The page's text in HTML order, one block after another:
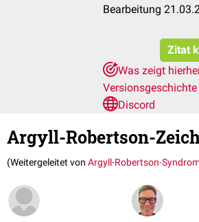
Bearbeitung
Zitat
Was zeigt
Versionsgeschichte
Discord
Argyll-Robertson-
(Weitergeleitet von Argyll-Robertson-